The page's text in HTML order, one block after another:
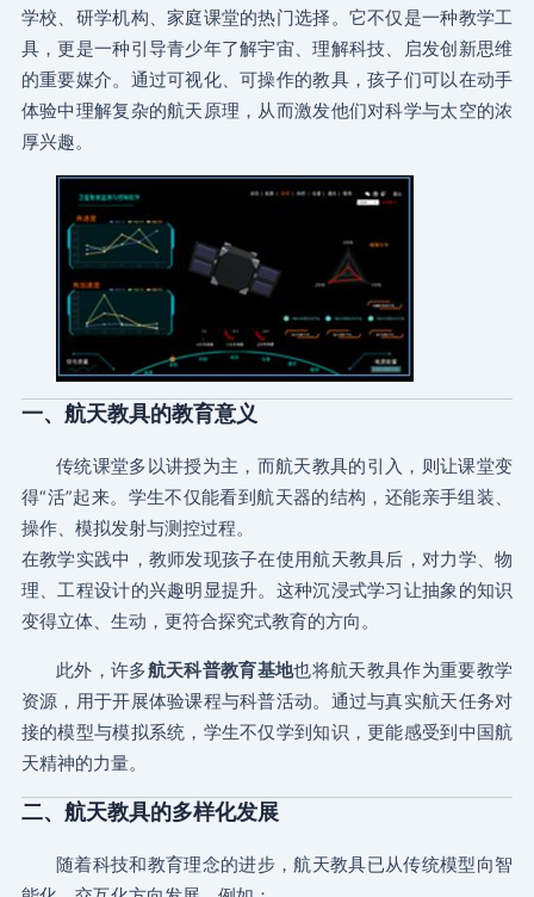
学校、研学机构、家庭课堂的热门选择。它不仅是一种教学工
具，更是一种引导青少年了解宇宙、理解科技、启发创新思维
的重要媒介。通过可视化、可操作的教具，孩子们可以在动手
体验中理解复杂的航天原理，从而激发他们对科学与太空的浓
厚兴趣。
一、航天教具的教育意义
传统课堂多以讲授为主，而航天教具的引入，则让课堂变
得“活”起来。学生不仅能看到航天器的结构，还能亲手组装、
操作、模拟发射与测控过程。
在教学实践中，教师发现孩子在使用航天教具后，对力学、物
理、工程设计的兴趣明显提升。这种沉浸式学习让抽象的知识
变得立体、生动，更符合探究式教育的方向。
此外，许多航天科普教育基地也将航天教具作为重要教学
资源，用于开展体验课程与科普活动。通过与真实航天任务对
接的模型与模拟系统，学生不仅学到知识，更能感受到中国航
天精神的力量。
二、航天教具的多样化发展
随着科技和教育理念的进步，航天教具已从传统模型向智